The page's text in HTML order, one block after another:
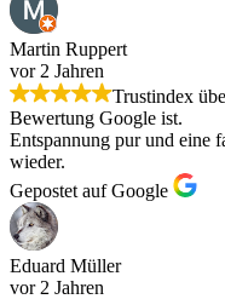
Martin Ruppert
vor 2 Jahren
Trustindex
Bewertung Google ist.
Entspannung pur und eine
wieder.
Gepostet auf Google
Eduard Müller
vor 2 Jahren